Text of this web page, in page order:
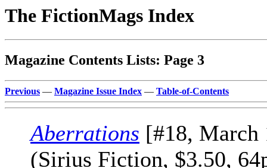
The FictionMags Index
Magazine Contents Lists: Page 3
Previous — Magazine Issue Index — Table-of-Contents
Aberrations [#18,
(Sirius Fiction, $3.50,